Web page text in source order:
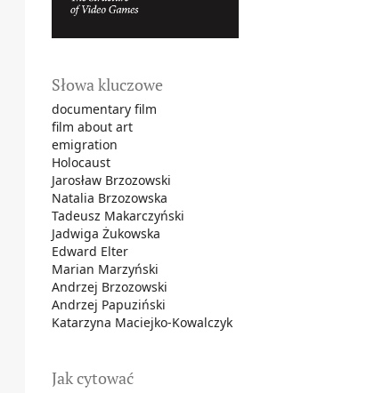
Słowa kluczowe
documentary film
film about art
emigration
Holocaust
Jarosław Brzozowski
Natalia Brzozowska
Tadeusz Makarczyński
Jadwiga Żukowska
Edward Elter
Marian Marzyński
Andrzej Brzozowski
Andrzej Papuziński
Katarzyna Maciejko-Kowalczyk
Jak cytować